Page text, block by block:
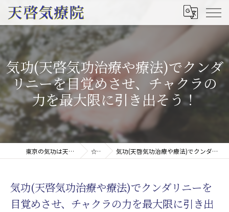
気功(天啓気功治療や療法)でクンダ
リニーを目覚めさせ、チャクラの
力を最大限に引き出そう！
東京の気功は天啓気療院(天啓気功療法治療院) ☆コラム 気功(天啓気功治療や療法)でクンダリニーを目覚めさせ、チャクラの力を最大限に引き出そう！
気功(天啓気功治療や療法)でクンダリニーを
目覚めさせ、チャクラの力を最大限に引き出